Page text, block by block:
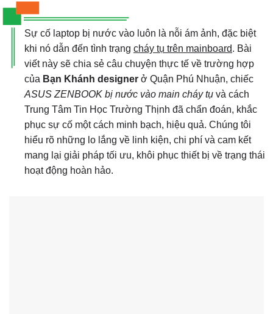
Sự cố laptop bị nước vào luôn là nỗi ám ảnh, đặc biệt
khi nó dẫn đến tình trạng cháy tụ trên mainboard. Bài
viết này sẽ chia sẻ câu chuyện thực tế về trường hợp
của Bạn Khánh designer ở Quận Phú Nhuận, chiếc
ASUS ZENBOOK bị nước vào main cháy tụ và cách
Trung Tâm Tin Học Trường Thịnh đã chẩn đoán, khắc
phục sự cố một cách minh bạch, hiệu quả. Chúng tôi
hiểu rõ những lo lắng về linh kiện, chi phí và cam kết
mang lại giải pháp tối ưu, khôi phục thiết bị về trạng thái
hoạt động hoàn hảo.